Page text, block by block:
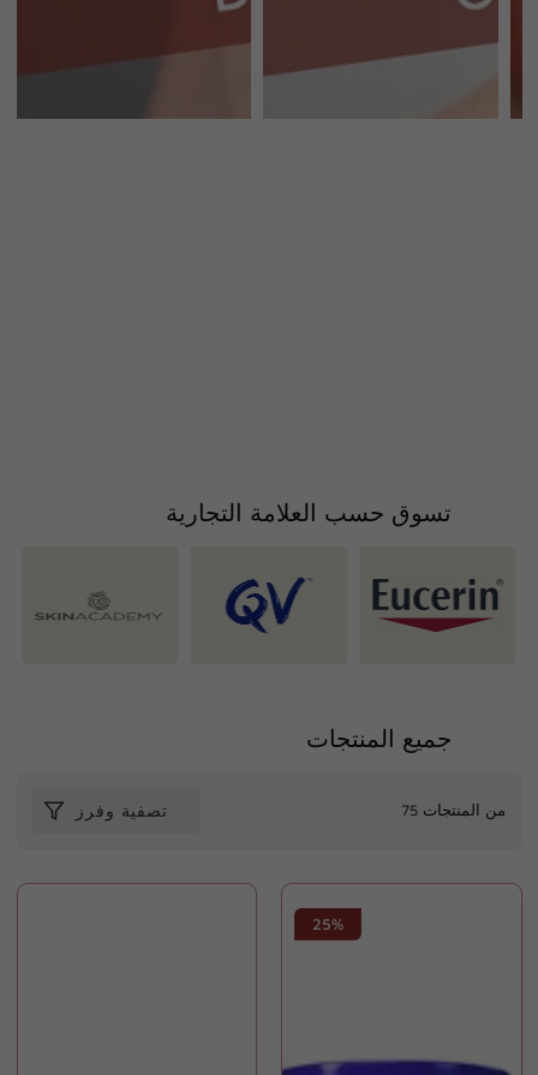
تسوق حسب العلامة التجارية
جميع المنتجات
تصفية وفرز 75 من المنتجات
25%